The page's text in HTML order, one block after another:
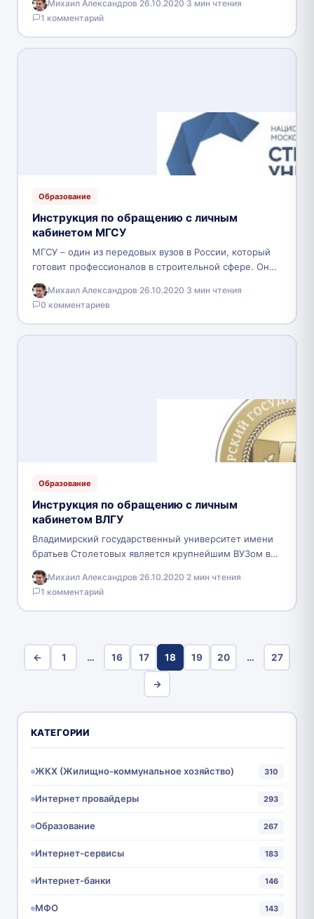
профессионалов, чем оно, собственно,…
Михаил Александров·26.10.2020·3 мин чтения·
1 комментарий
Образование
Инструкция по обращению с личным
кабинетом МГСУ
МГСУ – один из передовых вузов в России, который
готовит профессионалов в строительной сфере. Он
начал свою работу в 1921 году и…
Михаил Александров·26.10.2020·3 мин чтения·
0 комментариев
Образование
Инструкция по обращению с личным
кабинетом ВЛГУ
Владимирский государственный университет имени
братьев Столетовых является крупнейшим ВУЗом во
Владимире и одним из самых крупных учебных
заведений Центрального Федерального округа. В…
Михаил Александров·26.10.2020·2 мин чтения·
1 комментарий
← 1 … 16 17 18 19 20 … 27
→
КАТЕГОРИИ
ЖКХ (Жилищно-коммунальное хозяйство) 310
Интернет провайдеры 293
Образование 267
Интернет-сервисы 183
Интернет-банки 146
МФО 143